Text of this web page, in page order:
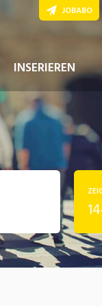
INSERIEREN
JOBABO